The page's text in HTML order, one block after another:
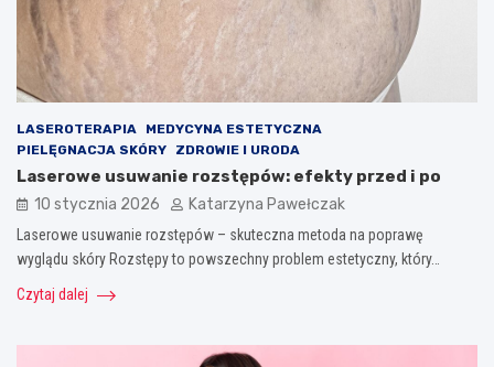
LASEROTERAPIA
MEDYCYNA ESTETYCZNA
PIELĘGNACJA SKÓRY
ZDROWIE I URODA
Laserowe usuwanie rozstępów: efekty przed i po
10 stycznia 2026 Katarzyna Pawełczak
Laserowe usuwanie rozstępów – skuteczna metoda na poprawę
wyglądu skóry Rozstępy to powszechny problem estetyczny, który…
Czytaj dalej